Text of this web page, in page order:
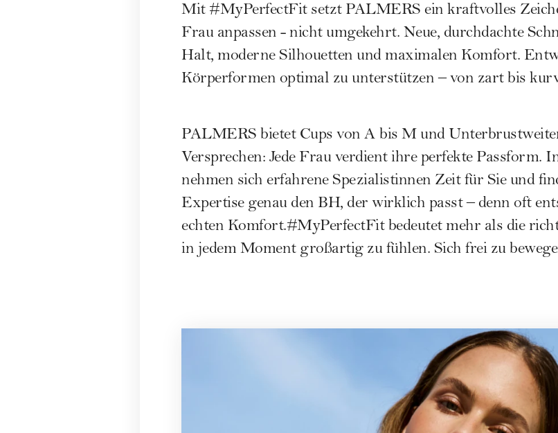
Mit #MyPerfectFit setzt PALMERS ein kraftvolles
Frau anpassen - nicht umgekehrt. Neue, durchdachte
Halt, moderne Silhouetten und maximalen Komfort.
Körperformen optimal zu unterstützen – von zart bis
PALMERS bietet Cups von A bis M und
Versprechen: Jede Frau verdient ihre perfekte Passform.
nehmen sich erfahrene Spezialistinnen Zeit für Sie und
Expertise genau den BH, der wirklich passt – denn oft
echten Komfort.#MyPerfectFit bedeutet mehr als die
in jedem Moment großartig zu fühlen. Sich frei zu